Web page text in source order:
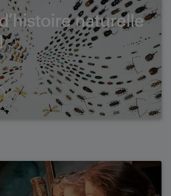
naturelle